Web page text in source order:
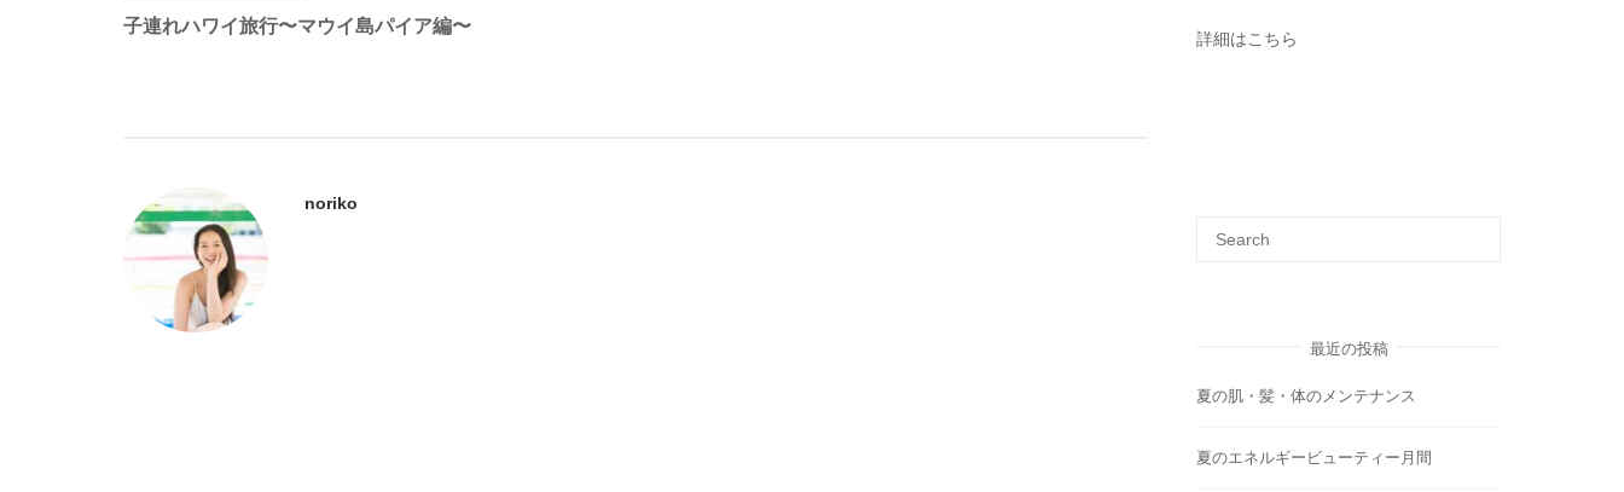
navigation
子連れハワイ旅行〜マウイ島パイア編〜
noriko
詳細はこちら
最近の投稿
夏の肌・髪・体のメンテナンス
夏のエネルギービューティー月間